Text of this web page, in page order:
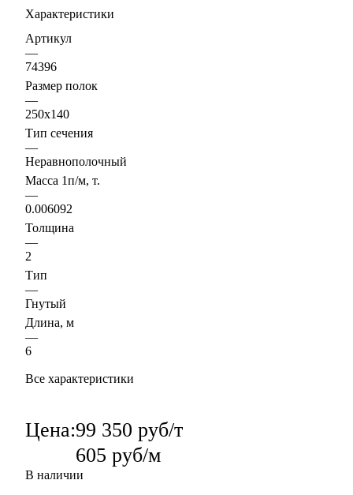
Характеристики
Артикул
—
74396
Размер полок
—
250х140
Тип сечения
—
Неравнополочный
Масса 1п/м, т.
—
0.006092
Толщина
—
2
Тип
—
Гнутый
Длина, м
—
6
Все характеристики
Цена:99 350 руб/т
605 руб/м
В наличии